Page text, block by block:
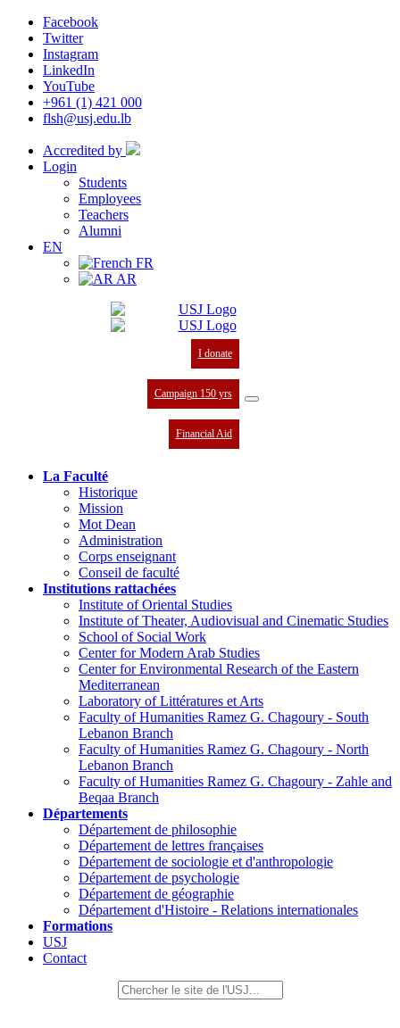
Facebook
Twitter
Instagram
LinkedIn
YouTube
+961 (1) 421 000
flsh@usj.edu.lb
Accredited by
Login
Students
Employees
Teachers
Alumni
EN
FR
AR
I donate
Campaign 150 yrs
Financial Aid
La Faculté
Historique
Mission
Mot Dean
Administration
Corps enseignant
Conseil de faculté
Institutions rattachées
Institute of Oriental Studies
Institute of Theater, Audiovisual and Cinematic Studies
School of Social Work
Center for Modern Arab Studies
Center for Environmental Research of the Eastern
Mediterranean
Laboratory of Littératures et Arts
Faculty of Humanities Ramez G. Chagoury - South
Lebanon Branch
Faculty of Humanities Ramez G. Chagoury - North
Lebanon Branch
Faculty of Humanities Ramez G. Chagoury - Zahle and
Beqaa Branch
Départements
Département de philosophie
Département de lettres françaises
Département de sociologie et d'anthropologie
Département de psychologie
Département de géographie
Département d'Histoire - Relations internationales
Formations
USJ
Contact